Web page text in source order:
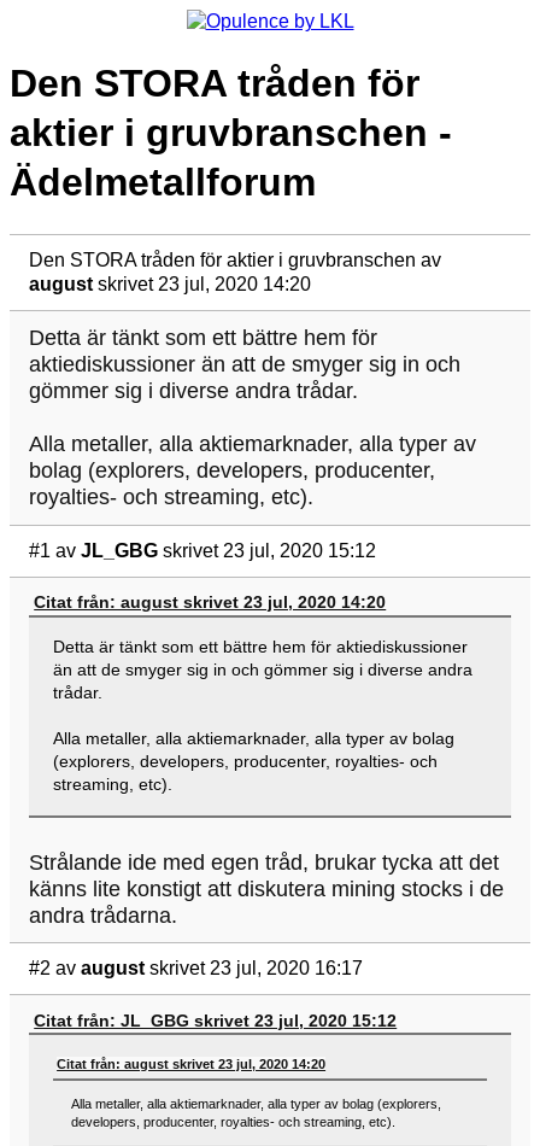
Den STORA tråden för
aktier i gruvbranschen -
Ädelmetallforum
Den STORA tråden för aktier i gruvbranschen av
august skrivet 23 jul, 2020 14:20
Detta är tänkt som ett bättre hem för
aktiediskussioner än att de smyger sig in och
gömmer sig i diverse andra trådar.
Alla metaller, alla aktiemarknader, alla typer av
bolag (explorers, developers, producenter,
royalties- och streaming, etc).
#1 av JL_GBG skrivet 23 jul, 2020 15:12
Citat från: august skrivet 23 jul, 2020 14:20
Detta är tänkt som ett bättre hem för aktiediskussioner
än att de smyger sig in och gömmer sig i diverse andra
trådar.
Alla metaller, alla aktiemarknader, alla typer av bolag
(explorers, developers, producenter, royalties- och
streaming, etc).
Strålande ide med egen tråd, brukar tycka att det
känns lite konstigt att diskutera mining stocks i de
andra trådarna.
#2 av august skrivet 23 jul, 2020 16:17
Citat från: JL_GBG skrivet 23 jul, 2020 15:12
Citat från: august skrivet 23 jul, 2020 14:20
Alla metaller, alla aktiemarknader, alla typer av bolag (explorers,
developers, producenter, royalties- och streaming, etc).